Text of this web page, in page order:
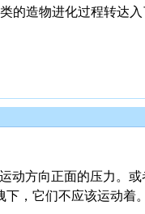
的造物进化过程转达
动方向正面的压力。
，它们不应该运动着。